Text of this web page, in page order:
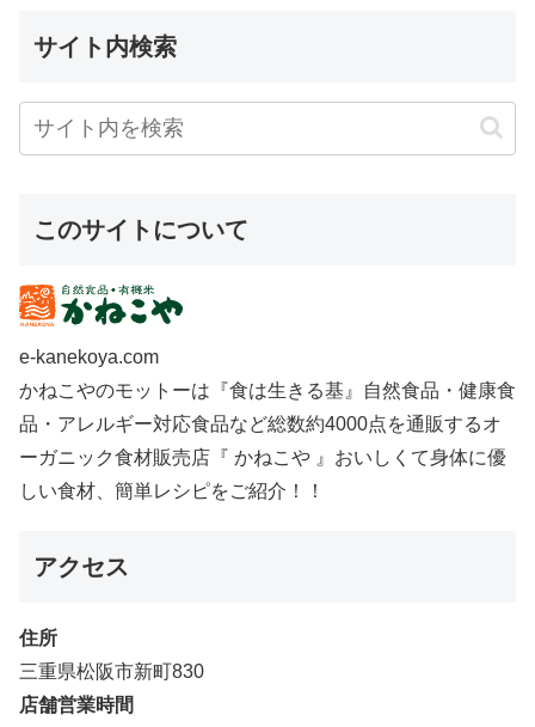
サイト内検索
このサイトについて
e-kanekoya.com
かねこやのモットーは『食は生きる基』自然食品・健康食
品・アレルギー対応食品など総数約4000点を通販するオ
ーガニック食材販売店『 かねこや 』おいしくて身体に優
しい食材、簡単レシピをご紹介！！
アクセス
住所
三重県松阪市新町830
店舗営業時間